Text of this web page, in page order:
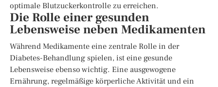
optimale Blutzuckerkontrolle zu erreichen.
Die Rolle einer gesunden
Lebensweise neben Medikamenten
Während Medikamente eine zentrale Rolle in der
Diabetes-Behandlung spielen, ist eine gesunde
Lebensweise ebenso wichtig. Eine ausgewogene
Ernährung, regelmäßige körperliche Aktivität und ein